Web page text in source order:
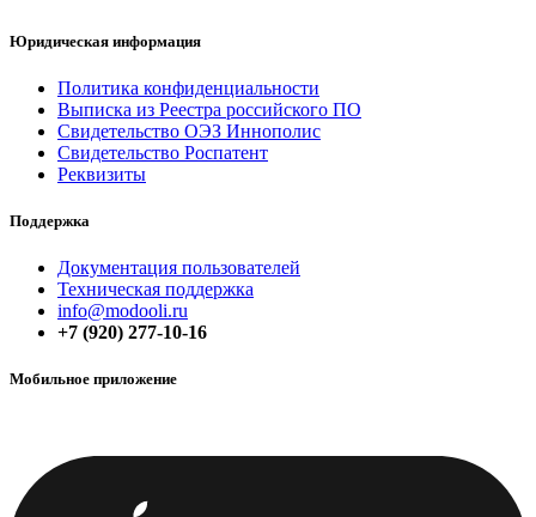
Юридическая информация
Политика конфиденциальнос​​ти
Выписка из Реестра российского ПО
Свидетельство ОЭЗ Иннополис
Свидетельство Роспатент
Реквизиты
Поддержка
Документация пользователей
Техническая поддержка
info@modooli.ru
+7 (920) 277-10-16
Мобильное приложение